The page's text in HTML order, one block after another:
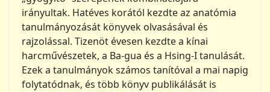
irányultak. Hatéves korától kezdte az anatómia
tanulmányozását könyvek olvasásával és
rajzolással. Tizenöt évesen kezdte a kínai
harcművészetek, a Ba-gua és a Hsing-I tanulását.
Ezek a tanulmányok számos tanítóval a mai napig
folytatódnak, és több könyv publikálását is